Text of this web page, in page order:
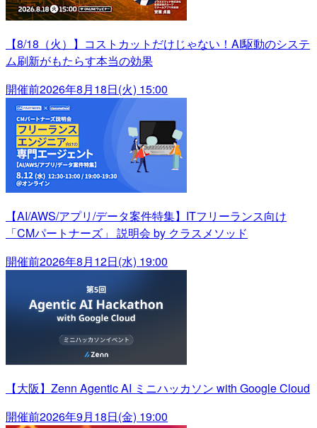
【8/18（火）】コストカットだけじゃない！AI駆動のシステ
ム刷新がもたらす本当の効果
開催前2026年8月18日(火) 15:00
【AI/AWS/アプリ/データ案件特集】ITフリーランス向け
「CMパートナーズ」 説明会 by クラスメソッド
開催前2026年8月12日(水) 19:00
【大阪】Zenn Agentic AI ミニハッカソン with Google Cloud
開催前2026年9月18日(金) 19:00